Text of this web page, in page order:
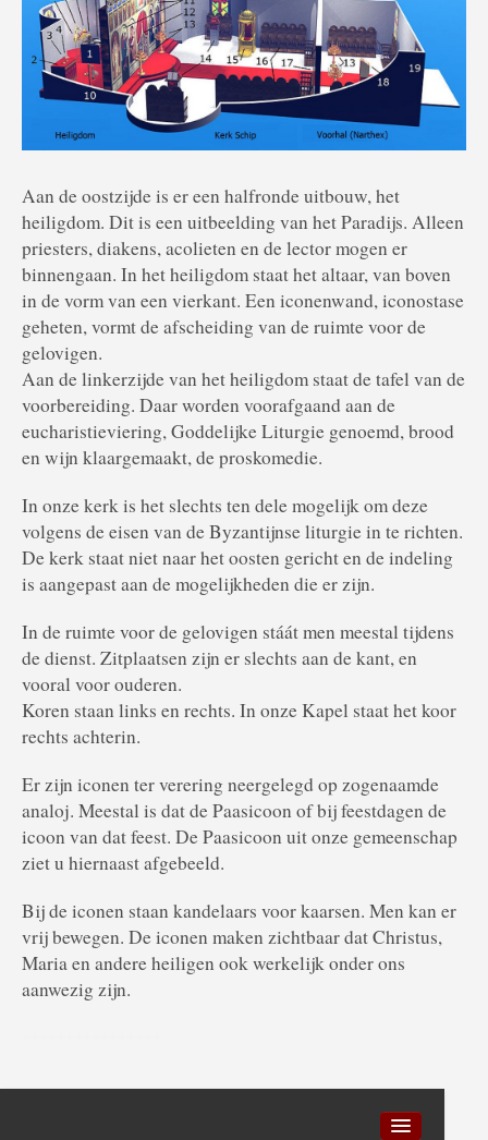
Aan de oostzijde is er een halfronde uitbouw, het
heiligdom. Dit is een uitbeelding van het Paradijs. Alleen
priesters, diakens, acolieten en de lector mogen er
binnengaan. In het heiligdom staat het altaar, van boven
in de vorm van een vierkant. Een iconenwand, iconostase
geheten, vormt de afscheiding van de ruimte voor de
gelovigen.
Aan de linkerzijde van het heiligdom staat de tafel van de
voorbereiding. Daar worden voorafgaand aan de
eucharistieviering, Goddelijke Liturgie genoemd, brood
en wijn klaargemaakt, de proskomedie.
In onze kerk is het slechts ten dele mogelijk om deze
volgens de eisen van de Byzantijnse liturgie in te richten.
De kerk staat niet naar het oosten gericht en de indeling
is aangepast aan de mogelijkheden die er zijn.
In de ruimte voor de gelovigen stáát men meestal tijdens
de dienst. Zitplaatsen zijn er slechts aan de kant, en
vooral voor ouderen.
Koren staan links en rechts. In onze Kapel staat het koor
rechts achterin.
Er zijn iconen ter verering neergelegd op zogenaamde
analoj. Meestal is dat de Paasicoon of bij feestdagen de
icoon van dat feest. De Paasicoon uit onze gemeenschap
ziet u hiernaast afgebeeld.
Bij de iconen staan kandelaars voor kaarsen. Men kan er
vrij bewegen. De iconen maken zichtbaar dat Christus,
Maria en andere heiligen ook werkelijk onder ons
aanwezig zijn.